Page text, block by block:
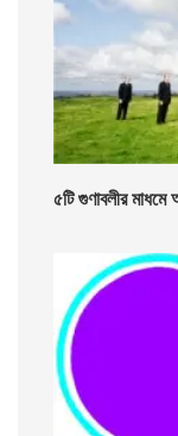
৫টি গুণাবলীর